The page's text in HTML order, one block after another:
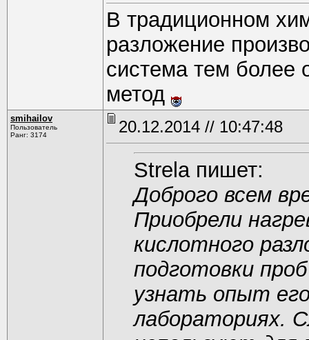
В традиционном
разложение
система тем более
метод
smihаilоv
Пользователь
Ранг: 3174
20.12.2014 // 10:47:48
Strela пишет:
Доброго всем
Приобрели
кислотного
подготовки
узнать опыт его
лабораториях.